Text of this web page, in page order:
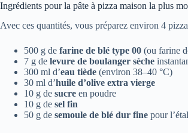
Ingrédients pour la pâte à pizza maison la plus
Avec ces quantités, vous préparez environ 4
500 g de farine de blé type 00 (ou farine
7 g de levure de boulanger sèche
300 ml d’eau tiède (environ 38–40 °C)
30 ml d’huile d’olive extra vierge
10 g de sucre en poudre
10 g de sel fin
50 g de semoule de blé dur fine pour